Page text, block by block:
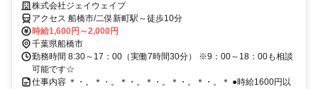
れば始めやすく、二俣新町駅近辺の一般事務
株式会社ジェイウェイブ
アクセス 船橋市/二俣新町駅～徒歩10分
時給1,600円～2,000円
千葉県船橋市
勤務時間 8:30～17：00（実働7時間30分） ※9：00～18：00も相談
可能です☆
仕事内容 ＊・。＊・。＊・。＊・。＊・。＊・。＊ ●時給1600円以